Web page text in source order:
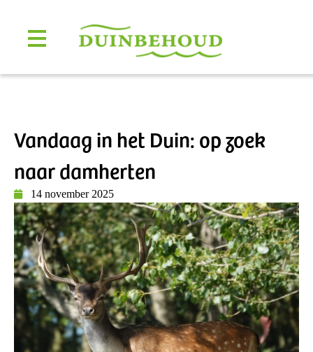
Vandaag in het Duin: op zoek
naar damherten
14 november 2025